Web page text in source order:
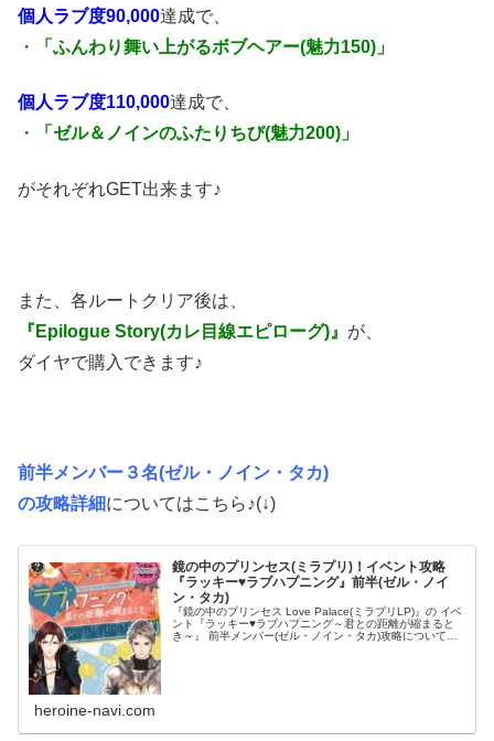
個人ラブ度90,000達成で、
・
「ふんわり舞い上がるボブヘアー(魅力150)」
個人ラブ度110,000達成で、
・
「ゼル＆ノインのふたりちび(魅力200)」
がそれぞれGET出来ます♪
また、各ルートクリア後は、
『Epilogue Story(カレ目線エピローグ)』 が、
ダイヤで購入できます♪
前半メンバー３名(ゼル・ノイン・タカ)
の攻略詳細についてはこちら♪(↓)
鏡の中のプリンセス(ミラプリ)！イベント攻略
『ラッキー♥ラブハプニング』前半(ゼル・ノイ
ン・タカ)
『鏡の中のプリンセス Love Palace(ミラプリLP)』の イベ
ント『ラッキー♥ラブハプニング～君との距離が縮まると
き～』 前半メンバー(ゼル・ノイン・タカ)攻略についての
heroine-navi.com